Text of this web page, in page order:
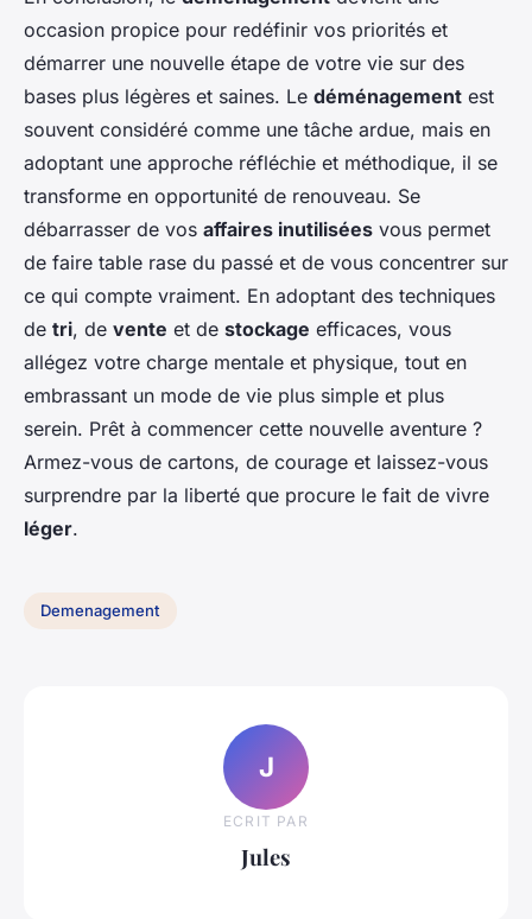
occasion propice pour redéfinir vos priorités et
démarrer une nouvelle étape de votre vie sur des
bases plus légères et saines. Le déménagement est
souvent considéré comme une tâche ardue, mais en
adoptant une approche réfléchie et méthodique, il se
transforme en opportunité de renouveau. Se
débarrasser de vos affaires inutilisées vous permet
de faire table rase du passé et de vous concentrer sur
ce qui compte vraiment. En adoptant des techniques
de tri, de vente et de stockage efficaces, vous
allégez votre charge mentale et physique, tout en
embrassant un mode de vie plus simple et plus
serein. Prêt à commencer cette nouvelle aventure ?
Armez-vous de cartons, de courage et laissez-vous
surprendre par la liberté que procure le fait de vivre
léger.
Demenagement
J
ECRIT PAR
Jules